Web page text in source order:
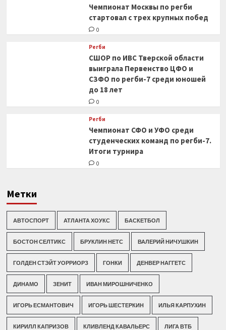
Чемпионат Москвы по регби
стартовал с трех крупных побед
0
Регби
СШОР по ИВС Тверской области
выиграла Первенство ЦФО и
СЗФО по регби-7 среди юношей
до 18 лет
0
Регби
Чемпионат СФО и УФО среди
студенческих команд по регби-7.
Итоги турнира
0
Метки
АВТОСПОРТ АТЛАНТА ХОУКС БАСКЕТБОЛ
БОСТОН СЕЛТИКС БРУКЛИН НЕТС ВАЛЕРИЙ НИЧУШКИН
ГОЛДЕН СТЭЙТ УОРРИОРЗ ГОНКИ ДЕНВЕР НАГГЕТС
ДИНАМО ЗЕНИТ ИВАН МИРОШНИЧЕНКО
ИГОРЬ ЕСМАНТОВИЧ ИГОРЬ ШЕСТЕРКИН ИЛЬЯ КАРПУХИН
КИРИЛЛ КАПРИЗОВ КЛИВЛЕНД КАВАЛЬЕРС ЛИГА ВТБ